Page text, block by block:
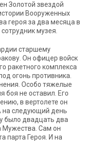
Золотой звездой
Вооруженных
героя за два месяца в
музея.
старшему
Он офицер войск
ракетного комплекса
огонь противника.
Особо тяжелые
боя не оставил. Его
в вертолете он
на следующий день
было двадцать два
Мужества. Сам он
парта Героя. И на